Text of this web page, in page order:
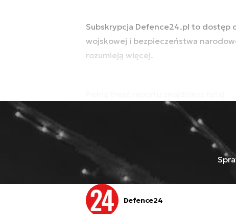
Subskrypcja Defence24.pl to dostęp
wojskowej i bezpieczeństwa
rozumieją więcej.
Defence24